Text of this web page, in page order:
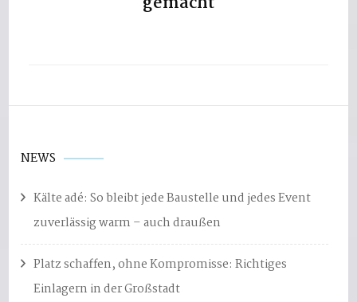
NEWS
Kälte adé: So bleibt jede Baustelle und jedes Event
zuverlässig warm – auch draußen
Platz schaffen, ohne Kompromisse: Richtiges
Einlagern in der Großstadt